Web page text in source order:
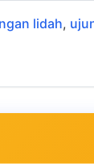
lidah,